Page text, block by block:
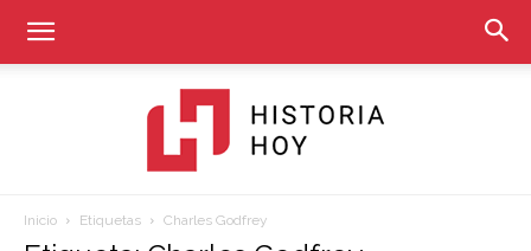
Historia
Inicio Etiquetas Charles Godfrey